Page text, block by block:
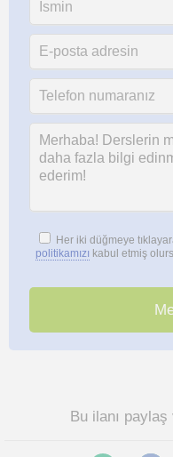
Her iki düğmeye
politikamızı kabul etmiş
Bu ilanı